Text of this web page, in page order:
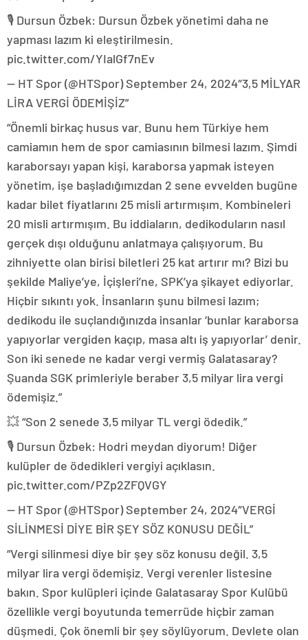
🎙️ Dursun Özbek: Dursun Özbek yönetimi daha ne
yapması lazım ki eleştirilmesin.
pic.twitter.com/YIalGf7nEv
— HT Spor (@HTSpor) September 24, 2024″3,5 MİLYAR
LİRA VERGİ ÖDEMİŞİZ”
“Önemli birkaç husus var. Bunu hem Türkiye hem
camiamın hem de spor camiasının bilmesi lazım. Şimdi
karaborsayı yapan kişi, karaborsa yapmak isteyen
yönetim, işe başladığımızdan 2 sene evvelden bugüne
kadar bilet fiyatlarını 25 misli artırmışım. Kombineleri
20 misli artırmışım. Bu iddiaların, dedikoduların nasıl
gerçek dışı olduğunu anlatmaya çalışıyorum. Bu
zihniyette olan birisi biletleri 25 kat artırır mı? Bizi bu
şekilde Maliye’ye, İçişleri’ne, SPK’ya şikayet ediyorlar.
Hiçbir sıkıntı yok. İnsanların şunu bilmesi lazım;
dedikodu ile suçlandığınızda insanlar ‘bunlar karaborsa
yapıyorlar vergiden kaçıp, masa altı iş yapıyorlar’ denir.
Son iki senede ne kadar vergi vermiş Galatasaray?
Şuanda SGK primleriyle beraber 3,5 milyar lira vergi
ödemişiz.”
💥 “Son 2 senede 3,5 milyar TL vergi ödedik.”
🎙️ Dursun Özbek: Hodri meydan diyorum! Diğer
kulüpler de ödedikleri vergiyi açıklasın.
pic.twitter.com/PZp2ZFQVGY
— HT Spor (@HTSpor) September 24, 2024″VERGİ
SİLİNMESİ DİYE BİR ŞEY SÖZ KONUSU DEĞİL”
“Vergi silinmesi diye bir şey söz konusu değil. 3,5
milyar lira vergi ödemişiz. Vergi verenler listesine
bakın. Spor kulüpleri içinde Galatasaray Spor Kulübü
özellikle vergi boyutunda temerrüde hiçbir zaman
düşmedi. Çok önemli bir şey söylüyorum. Devlete olan